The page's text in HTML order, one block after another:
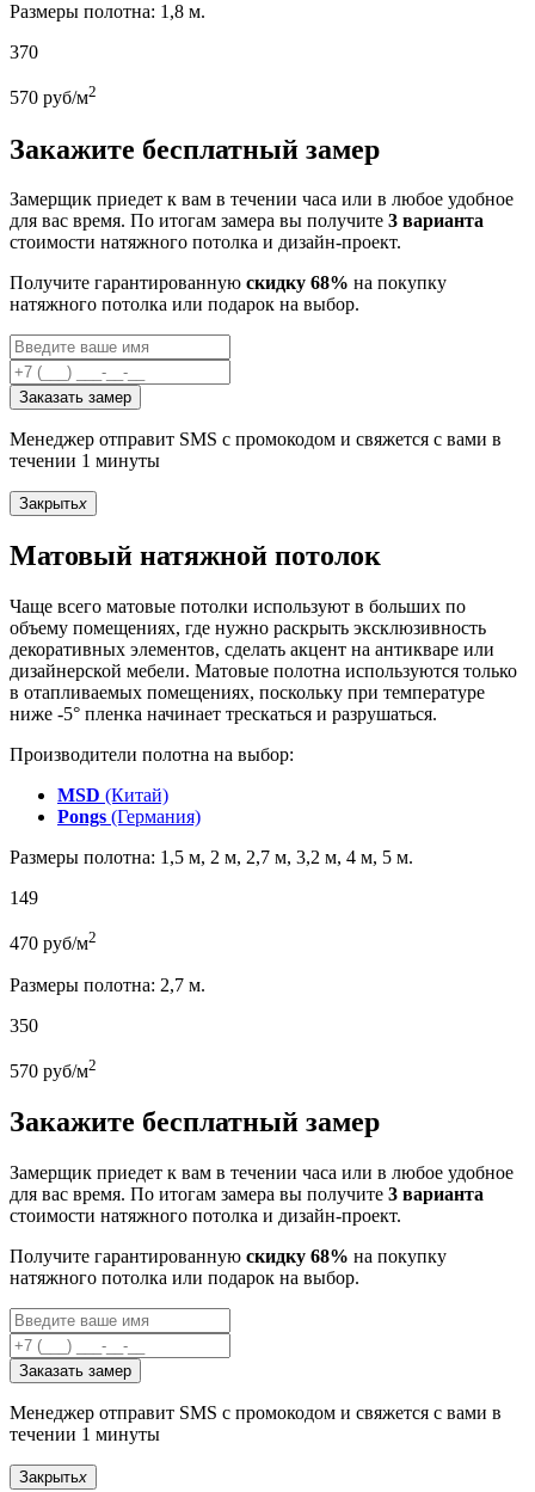
Размеры полотна: 1,8 м.
370
570 руб/м2
Закажите бесплатный замер
Замерщик приедет к вам в течении часа или в любое удобное
для вас время. По итогам замера вы получите 3 варианта
стоимости натяжного потолка и дизайн-проект.
Получите гарантированную скидку 68% на покупку
натяжного потолка или подарок на выбор.
Заказать замер
Менеджер отправит SMS с промокодом и свяжется с вами в
течении 1 минуты
Закрытьx
Матовый натяжной потолок
Чаще всего матовые потолки используют в больших по
объему помещениях, где нужно раскрыть эксклюзивность
декоративных элементов, сделать акцент на антикваре или
дизайнерской мебели. Матовые полотна используются только
в отапливаемых помещениях, поскольку при температуре
ниже -5° пленка начинает трескаться и разрушаться.
Производители полотна на выбор:
MSD (Китай)
Pongs (Германия)
Размеры полотна: 1,5 м, 2 м, 2,7 м, 3,2 м, 4 м, 5 м.
149
470 руб/м2
Размеры полотна: 2,7 м.
350
570 руб/м2
Закажите бесплатный замер
Замерщик приедет к вам в течении часа или в любое удобное
для вас время. По итогам замера вы получите 3 варианта
стоимости натяжного потолка и дизайн-проект.
Получите гарантированную скидку 68% на покупку
натяжного потолка или подарок на выбор.
Заказать замер
Менеджер отправит SMS с промокодом и свяжется с вами в
течении 1 минуты
Закрытьx